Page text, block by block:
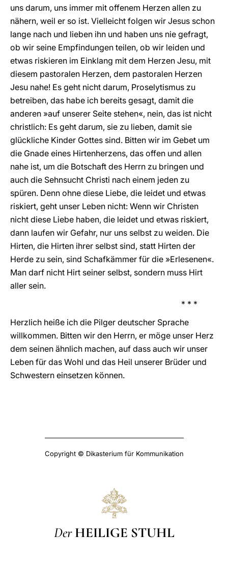
uns darum, uns immer mit offenem Herzen allen zu
nähern, weil er so ist. Vielleicht folgen wir Jesus schon
lange nach und lieben ihn und haben uns nie gefragt,
ob wir seine Empfindungen teilen, ob wir leiden und
etwas riskieren im Einklang mit dem Herzen Jesu, mit
diesem pastoralen Herzen, dem pastoralen Herzen
Jesu nahe! Es geht nicht darum, Proselytismus zu
betreiben, das habe ich bereits gesagt, damit die
anderen »auf unserer Seite stehen«, nein, das ist nicht
christlich: Es geht darum, sie zu lieben, damit sie
glückliche Kinder Gottes sind. Bitten wir im Gebet um
die Gnade eines Hirtenherzens, das offen und allen
nahe ist, um die Botschaft des Herrn zu bringen und
auch die Sehnsucht Christi nach einem jeden zu
spüren. Denn ohne diese Liebe, die leidet und etwas
riskiert, geht unser Leben nicht: Wenn wir Christen
nicht diese Liebe haben, die leidet und etwas riskiert,
dann laufen wir Gefahr, nur uns selbst zu weiden. Die
Hirten, die Hirten ihrer selbst sind, statt Hirten der
Herde zu sein, sind Schafkämmer für die »Erlesenen«.
Man darf nicht Hirt seiner selbst, sondern muss Hirt
aller sein.
* * *
Herzlich heiße ich die Pilger deutscher Sprache
willkommen. Bitten wir den Herrn, er möge unser Herz
dem seinen ähnlich machen, auf dass auch wir unser
Leben für das Wohl und das Heil unserer Brüder und
Schwestern einsetzen können.
Copyright © Dikasterium für Kommunikation
Der HEILIGE STUHL